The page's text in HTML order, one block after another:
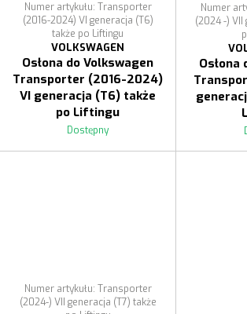
Numer artykułu: Transporter
(2016-2024) VI generacja (T6)
także po Liftingu
VOLKSWAGEN
Osłona do Volkswagen
Transporter (2016-2024)
VI generacja (T6) także
po Liftingu
Dostępny
Numer
(2024 -) VII
Osłona
Numer artykułu: Transporter
(2024-) VII generacja (T7) także